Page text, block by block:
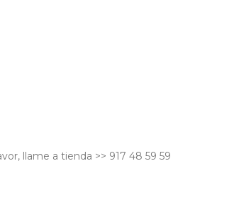
llame a tienda​ >> 917 48 59 59